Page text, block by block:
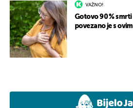
VAŽNO!
Gotovo 90 %
povezano je s